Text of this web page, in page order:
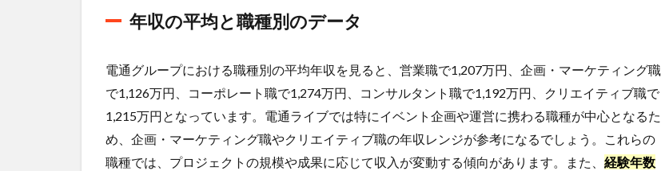
電通
ライ
転
就職
難易
4.1
年収の平均と職種別のデータ
電通グループにおける職種別の平均年収を見ると、営業職で1,207万円、企画・マーケティング職
で1,126万円、コーポレート職で1,274万円、コンサルタント職で1,192万円、クリエイティブ職で
1,215万円となっています。電通ライブでは特にイベント企画や運営に携わる職種が中心となるた
め、企画・マーケティング職やクリエイティブ職の年収レンジが参考になるでしょう。これらの
職種では、プロジェクトの規模や成果に応じて収入が変動する傾向があります。また、 経験年数